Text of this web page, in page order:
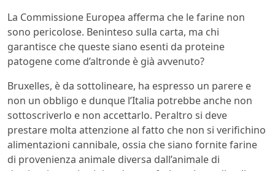
La Commissione Europea afferma che le farine non
sono pericolose. Beninteso sulla carta, ma chi
garantisce che queste siano esenti da proteine
patogene come d’altronde è già avvenuto?
Bruxelles, è da sottolineare, ha espresso un parere e
non un obbligo e dunque l’Italia potrebbe anche non
sottoscriverlo e non accettarlo. Peraltro si deve
prestare molta attenzione al fatto che non si verifichino
alimentazioni cannibale, ossia che siano fornite farine
di provenienza animale diversa dall’animale di